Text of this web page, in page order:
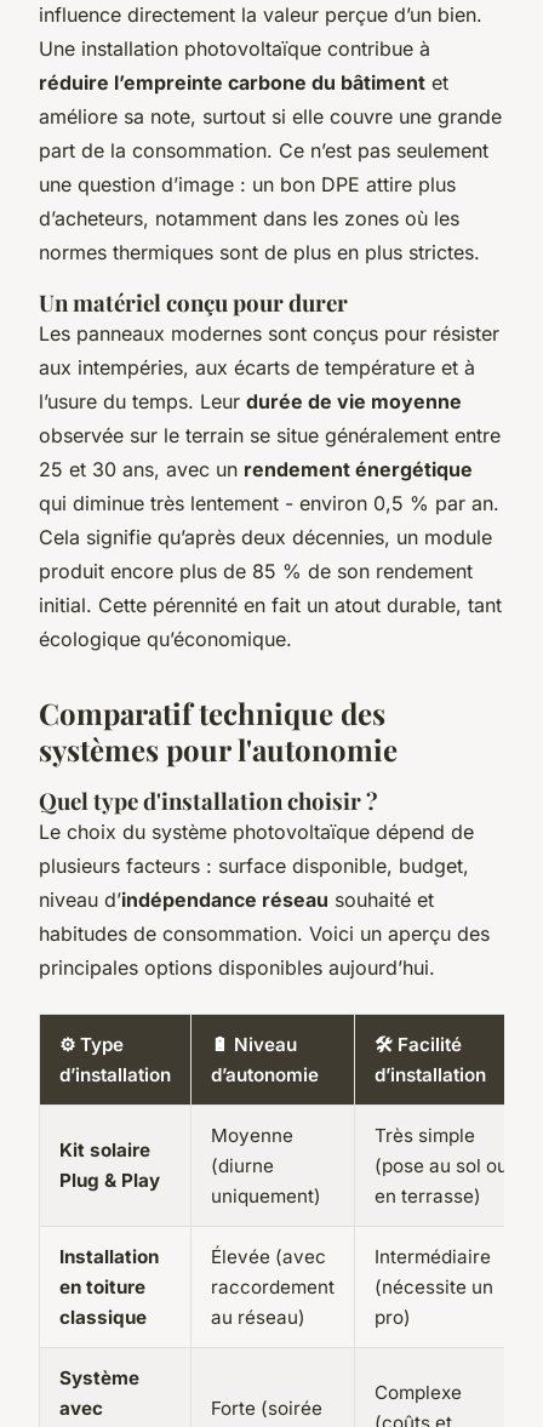
influence directement la valeur perçue d’un bien.
Une installation photovoltaïque contribue à
réduire l’empreinte carbone du bâtiment et
améliore sa note, surtout si elle couvre une grande
part de la consommation. Ce n’est pas seulement
une question d’image : un bon DPE attire plus
d’acheteurs, notamment dans les zones où les
normes thermiques sont de plus en plus strictes.
Un matériel conçu pour durer
Les panneaux modernes sont conçus pour résister
aux intempéries, aux écarts de température et à
l’usure du temps. Leur durée de vie moyenne
observée sur le terrain se situe généralement entre
25 et 30 ans, avec un rendement énergétique
qui diminue très lentement - environ 0,5 % par an.
Cela signifie qu’après deux décennies, un module
produit encore plus de 85 % de son rendement
initial. Cette pérennité en fait un atout durable, tant
écologique qu’économique.
Comparatif technique des
systèmes pour l'autonomie
Quel type d'installation choisir ?
Le choix du système photovoltaïque dépend de
plusieurs facteurs : surface disponible, budget,
niveau d’indépendance réseau souhaité et
habitudes de consommation. Voici un aperçu des
principales options disponibles aujourd’hui.
⚙️ Type
d’installation
🔋 Niveau
d’autonomie
🛠️ Facilité
d’installation
Kit solaire
Plug & Play
Moyenne
(diurne
uniquement)
Très simple
(pose au sol ou
en terrasse)
Installation
en toiture
classique
Élevée (avec
raccordement
au réseau)
Intermédiaire
(nécessite un
pro)
Système
avec
Forte (soirée
Complexe